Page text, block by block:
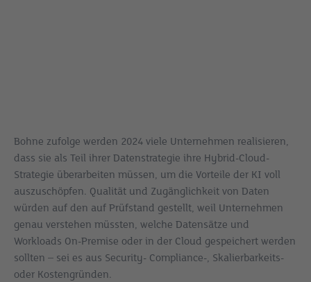
Bohne zufolge werden 2024 viele Unternehmen realisieren,
dass sie als Teil ihrer Datenstrategie ihre Hybrid-Cloud-
Strategie überarbeiten müssen, um die Vorteile der KI voll
auszuschöpfen. Qualität und Zugänglichkeit von Daten
würden auf den auf Prüfstand gestellt, weil Unternehmen
genau verstehen müssten, welche Datensätze und
Workloads On-Premise oder in der Cloud gespeichert werden
sollten – sei es aus Security- Compliance-, Skalierbarkeits-
oder Kostengründen.